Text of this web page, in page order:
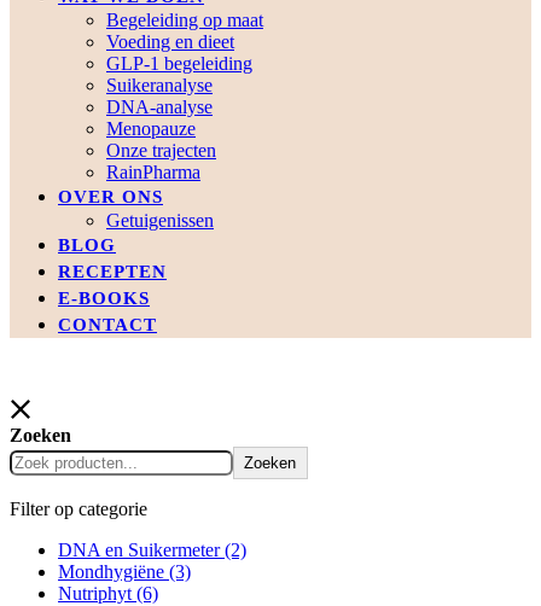
Begeleiding op maat
Voeding en dieet
GLP-1 begeleiding
Suikeranalyse
DNA-analyse
Menopauze
Onze trajecten
RainPharma
OVER ONS
Getuigenissen
BLOG
RECEPTEN
E-BOOKS
CONTACT
Zoeken
Zoeken
Filter op categorie
DNA en Suikermeter(2)
Mondhygiëne (3)
Nutriphyt (6)